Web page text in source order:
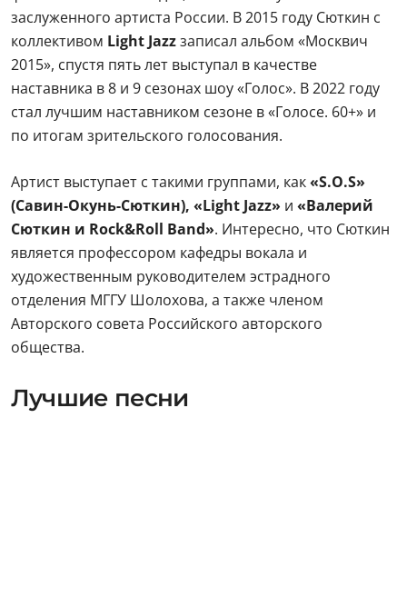
заслуженного артиста России. В 2015 году Сюткин с
коллективом Light Jazzзаписал альбом «Москвич
2015», спустя пять лет выступал в качестве
наставника в 8 и 9 сезонах шоу «Голос». В 2022 году
стал лучшим наставником сезоне в «Голосе. 60+» и
по итогам зрительского голосования.
Артист выступает с такими группами, как«S.O.S»
(Савин-Окунь-Сюткин), «Light Jazz» и «Валерий
Сюткин и Rock&Roll Band». Интересно, что Сюткин
является профессором кафедры вокала и
художественным руководителем эстрадного
отделения МГГУ Шолохова, а также членом
Авторского совета Российского авторского
общества.
Лучшие песни